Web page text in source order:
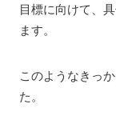
目標に向けて、
ます。
このようなきっ
た。